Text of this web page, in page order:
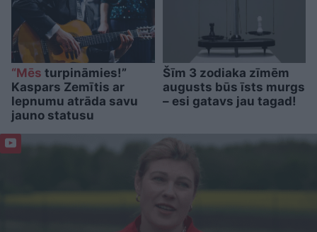
“Mēs turpināmies!”
Kaspars Zemītis ar
lepnumu atrāda savu
jauno statusu
Šīm 3 zodiaka zīmēm
augusts būs īsts murgs
– esi gatavs jau tagad!